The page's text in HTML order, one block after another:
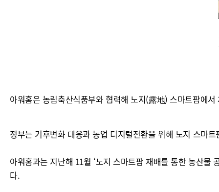
아워홈은 농림축산식품부와 협력해 노지(露地) 스마트팜에
정부는 기후변화 대응과 농업 디지털전환을 위해 노지 스마
아워홈과는 지난해 11월 ‘노지 스마트팜 재배를 통한 농산
다.